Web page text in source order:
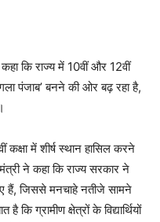
कि राज्य में 10वीं और 12वीं
पंजाब’ बनने की ओर बढ़ रहा है,
कक्षा में शीर्ष स्थान हासिल करने
ने कहा कि राज्य सरकार ने
हैं, जिससे मनचाहे नतीजे सामने
कि ग्रामीण क्षेत्रों के विद्यार्थियों